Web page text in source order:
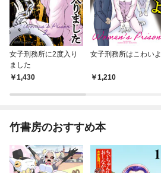
女子刑務所に2度入り
ました
1,430
女子刑務所はこわいよ
1,210
竹書房のおすすめ本